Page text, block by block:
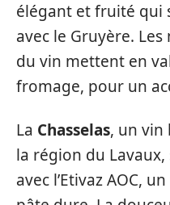
élégant et fruité qui
avec le Gruyère.
du vin mettent en
fromage, pour un
La Chasselas, un vin
la région du
avec l’Etivaz AOC,